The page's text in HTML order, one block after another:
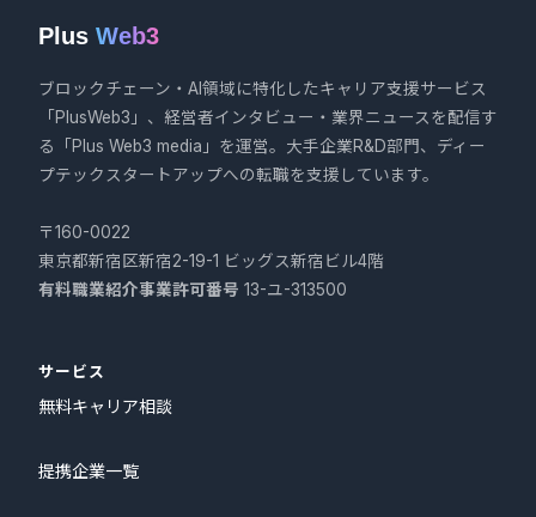
Plus Web3
ブロックチェーン・AI領域に特化したキャリア支援サービス
「PlusWeb3」、経営者インタビュー・業界ニュースを配信す
る「Plus Web3 media」を運営。大手企業R&D部門、ディー
プテックスタートアップへの転職を支援しています。
〒160-0022
東京都新宿区新宿2-19-1 ビッグス新宿ビル4階
有料職業紹介事業許可番号 13-ユ-313500
サービス
無料キャリア相談
提携企業一覧